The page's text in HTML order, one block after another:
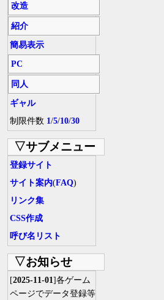
改造
紹介
簡易表示
PC
同人
ギャル
制限件数 1/5/10/30
▽サブメニュー
登録サイト
サイト案内(FAQ)
リンク集
CSS作成
呼び名リスト
▽お知らせ
[2025-11-01]各ゲーム
ページでデータ登録等